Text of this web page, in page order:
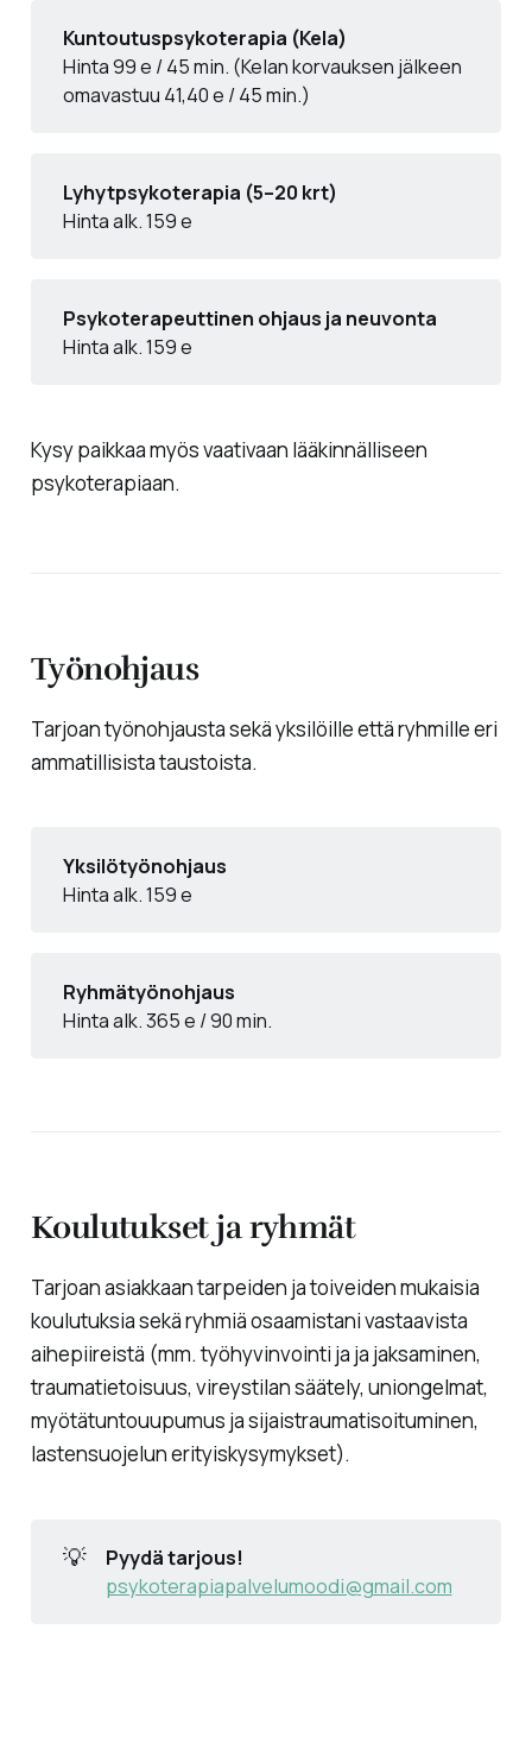
Kuntoutuspsykoterapia (Kela)
Hinta 99 e / 45 min. (Kelan korvauksen jälkeen
omavastuu 41,40 e / 45 min.)
Lyhytpsykoterapia (5–20 krt)
Hinta alk. 159 e
Psykoterapeuttinen ohjaus ja neuvonta
Hinta alk. 159 e
Kysy paikkaa myös vaativaan lääkinnälliseen
psykoterapiaan.
Työnohjaus
Tarjoan työnohjausta sekä yksilöille että ryhmille eri
ammatillisista taustoista.
Yksilötyönohjaus
Hinta alk. 159 e
Ryhmätyönohjaus
Hinta alk. 365 e / 90 min.
Koulutukset ja ryhmät
Tarjoan asiakkaan tarpeiden ja toiveiden mukaisia
koulutuksia sekä ryhmiä osaamistani vastaavista
aihepiireistä (mm. työhyvinvointi ja ja jaksaminen,
traumatietoisuus, vireystilan säätely, uniongelmat,
myötätuntouupumus ja sijaistraumatisoituminen,
lastensuojelun erityiskysymykset).
💡
Pyydä tarjous!
psykoterapiapalvelumoodi@gmail.com